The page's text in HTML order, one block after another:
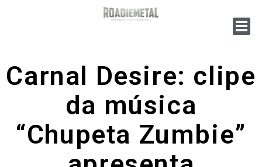
Carnal Desire: clipe
da música
“Chupeta Zumbie”